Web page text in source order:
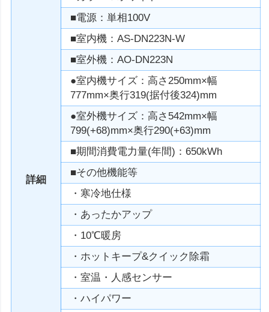
詳細
■電源：単相100V
■室内機：AS-DN223N-W
■室外機：AO-DN223N
●室内機サイズ：高さ250mm×幅
777mm×奥行319(据付後324)mm
●室外機サイズ：高さ542mm×幅
799(+68)mm×奥行290(+63)mm
■期間消費電力量(年間)：650kWh
■その他機能等
・寒冷地仕様
・あったかアップ
・10℃暖房
・ホットキープ&クイック除霜
・室温・人感センサー
・ハイパワー